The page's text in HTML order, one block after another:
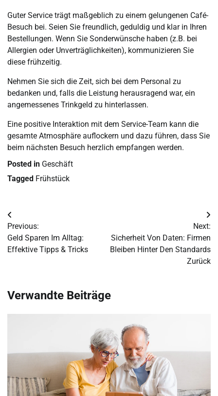
Guter Service trägt maßgeblich zu einem gelungenen Café-
Besuch bei. Seien Sie freundlich, geduldig und klar in Ihren
Bestellungen. Wenn Sie Sonderwünsche haben (z.B. bei
Allergien oder Unverträglichkeiten), kommunizieren Sie
diese frühzeitig.
Nehmen Sie sich die Zeit, sich bei dem Personal zu
bedanken und, falls die Leistung herausragend war, ein
angemessenes Trinkgeld zu hinterlassen.
Eine positive Interaktion mit dem Service-Team kann die
gesamte Atmosphäre auflockern und dazu führen, dass Sie
beim nächsten Besuch herzlich empfangen werden.
Posted in Geschäft
Tagged Frühstück
Post
navigation
Previous:
Geld Sparen Im Alltag:
Effektive Tipps & Tricks
Next:
Sicherheit Von Daten: Firmen
Bleiben Hinter Den Standards
Zurück
Verwandte Beiträge